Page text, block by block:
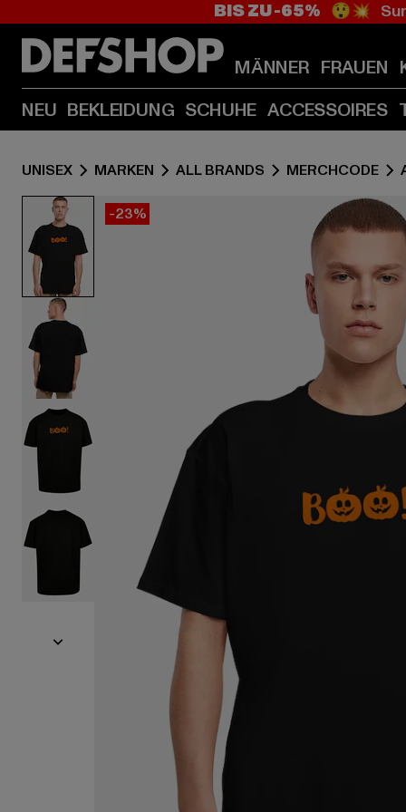
BIS ZU -65% 😲💥
MÄNNER FRAUEN
NEU BEKLEIDUNG SCHUHE ACCESSOIRES
UNISEX MARKEN ALL BRANDS MERCHCODE
-23%